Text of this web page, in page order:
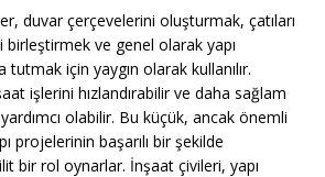
duvar çerçevelerini oluşturmak, çatıları
ve genel olarak yapı
tutmak için yaygın olarak kullanılır.
işlerini hızlandırabilir ve daha sağlam
olabilir. Bu küçük, ancak önemli
projelerinin başarılı bir şekilde
bir rol oynarlar. İnşaat çivileri, yapı